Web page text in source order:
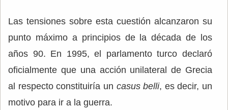
Las tensiones sobre esta cuestión alcanzaron su
punto máximo a principios de la década de los
años 90. En 1995, el parlamento turco declaró
oficialmente que una acción unilateral de Grecia
al respecto constituiría un casus belli, es decir, un
motivo para ir a la guerra.